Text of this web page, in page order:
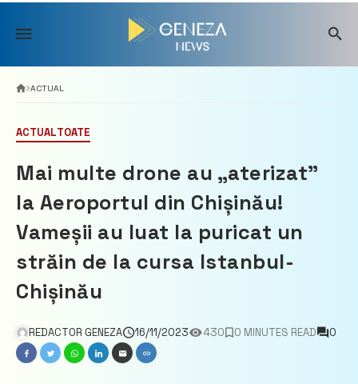
Skip
content
ACTUAL
ACTUALTOATE
Mai multe drone au „aterizat”
la Aeroportul din Chișinău!
Vameșii au luat la puricat un
străin de la cursa Istanbul-
Chișinău
REDACTOR GENEZA 16/11/2023 430 0 MINUTES READ 0